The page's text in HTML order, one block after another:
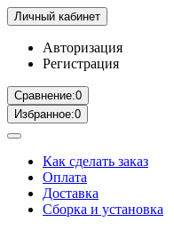
Личный кабинет
Авторизация
Регистрация
Сравнение:0
Избранное:0
Как сделать заказ
Оплата
Доставка
Сборка и установка